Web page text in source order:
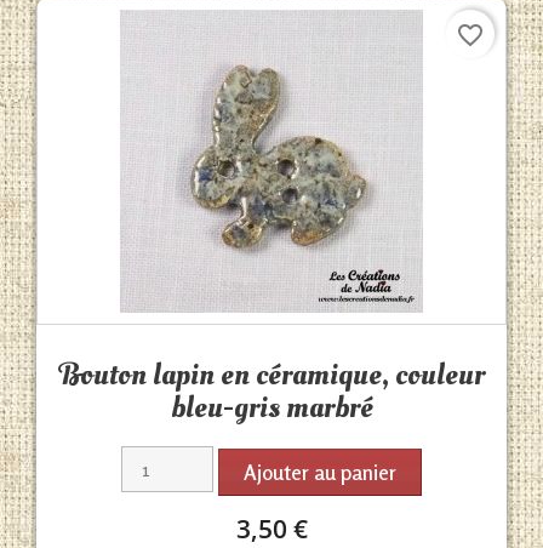
Bouton lapin en céramique, couleur
bleu-gris marbré
Ajouter au panier
3,50 €
favorite_border